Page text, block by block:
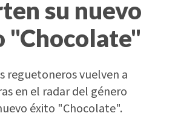
su nuevo
"Chocolate"
reguetoneros vuelven a
en el radar del género
éxito "Chocolate".